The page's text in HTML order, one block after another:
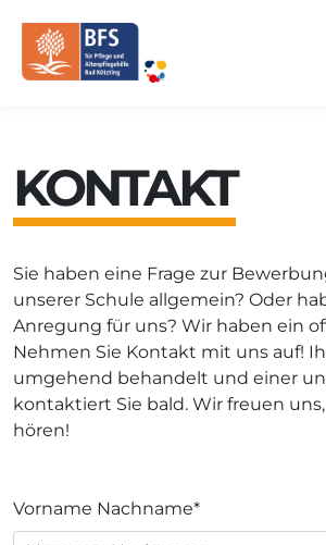
KONTAKT
Sie haben eine Frage zur
unserer Schule allgemein? Oder
Anregung für uns? Wir haben ein
Nehmen Sie Kontakt mit uns auf!
umgehend behandelt und einer
kontaktiert Sie bald. Wir freuen
hören!
Vorname Nachname*